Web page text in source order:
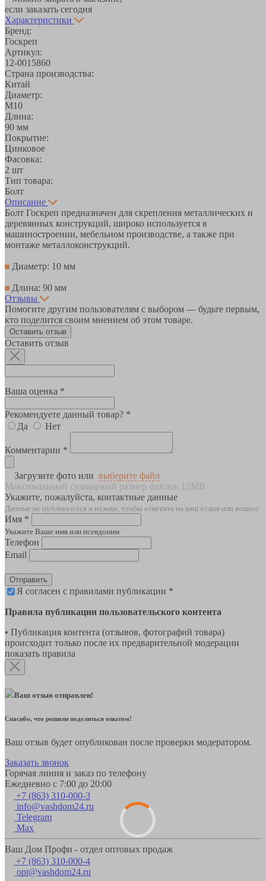
если заказать сегодня
Характеристики
Бренд:
Госкреп
Артикул:
12-0015860
Страна производства:
Китай
Диаметр:
М10
Длина:
90 мм
Покрытие:
Цинковое
Фасовка:
2 шт
Тип товара:
Болт
Описание
Болт Госкреп предназначен для скрепления металлических и
деревянных конструкций, широко используется в
машиностроении, мебельном производстве, а также при
монтаже металлоконструкций.
Диаметр: 10 мм
Длина: 90 мм
Отзывы
Помогите другим пользователям с выбором — будьте первым,
кто поделится своим мнением об этом товаре.
Оставить отзыв
Оставить отзыв
Ваша оценка *
Рекомендуете данный товар? *
Да
Нет
Комментарии *
Загрузите фото или выберите файл
Максимальный суммарный размер файлов 12MB
Укажите, пожалуйста, контактные данные
Данные не публикуются и нужны, чтобы ответить на ваш отзыв или вопрос
Имя *
Укажите Ваше имя или псевдоним
Телефон
Email
Отправить
Я согласен с правилами публикации *
Правила публикации пользовательского контента
• Публикация контента (отзывов, фотографий товара)
происходит только после их предварительной модерации
показать правила
Ваш отзыв отправлен!
Спасибо, что решили поделиться опытом!
Ваш отзыв будет опубликован после проверки модератором.
Заказать звонок
Горячая линия и заказ по телефону
Ежедневно с 7:00 до 20:00
+7 (863) 310-000-3
info@vashdom24.ru
Telegram
Max
Ваш Дом Профи - отдел оптовых продаж
+7 (863) 310-000-4
opt@vashdom24.ru